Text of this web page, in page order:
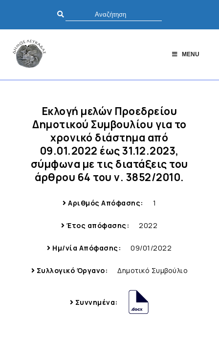
MENU
Εκλογή μελών Προεδρείου
Δημοτικού Συμβουλίου για το
χρονικό διάστημα από
09.01.2022 έως 31.12.2023,
σύμφωνα με τις διατάξεις του
άρθρου 64 του ν. 3852/2010.
Αριθμός Απόφασης: 1
Έτος απόφασης: 2022
Ημ/νία Απόφασης: 09/01/2022
Συλλογικό Όργανο: Δημοτικό Συμβούλιο
Συννημένα: